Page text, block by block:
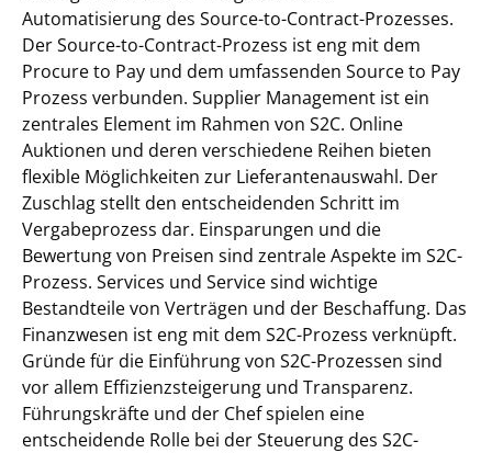
Automatisierung des Source-to-Contract-Prozesses.
Der Source-to-Contract-Prozess ist eng mit dem
Procure to Pay und dem umfassenden Source to Pay
Prozess verbunden. Supplier Management ist ein
zentrales Element im Rahmen von S2C. Online
Auktionen und deren verschiedene Reihen bieten
flexible Möglichkeiten zur Lieferantenauswahl. Der
Zuschlag stellt den entscheidenden Schritt im
Vergabeprozess dar. Einsparungen und die
Bewertung von Preisen sind zentrale Aspekte im S2C-
Prozess. Services und Service sind wichtige
Bestandteile von Verträgen und der Beschaffung. Das
Finanzwesen ist eng mit dem S2C-Prozess verknüpft.
Gründe für die Einführung von S2C-Prozessen sind
vor allem Effizienzsteigerung und Transparenz.
Führungskräfte und der Chef spielen eine
entscheidende Rolle bei der Steuerung des S2C-